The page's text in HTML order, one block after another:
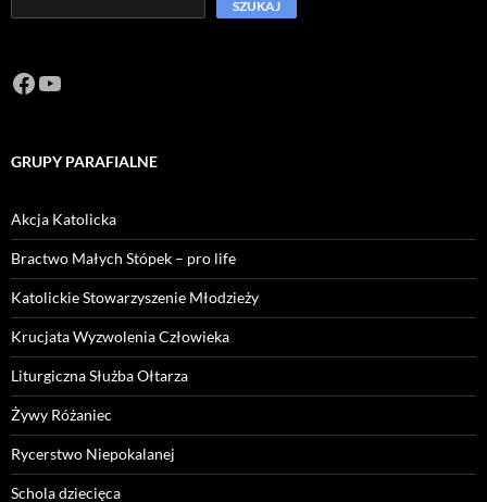
SZUKAJ
Facebook
https://www.youtube.com/channel/
GRUPY PARAFIALNE
Akcja Katolicka
Bractwo Małych Stópek – pro life
Katolickie Stowarzyszenie Młodzieży
Krucjata Wyzwolenia Człowieka
Liturgiczna Służba Ołtarza
Żywy Różaniec
Rycerstwo Niepokalanej
Schola dziecięca